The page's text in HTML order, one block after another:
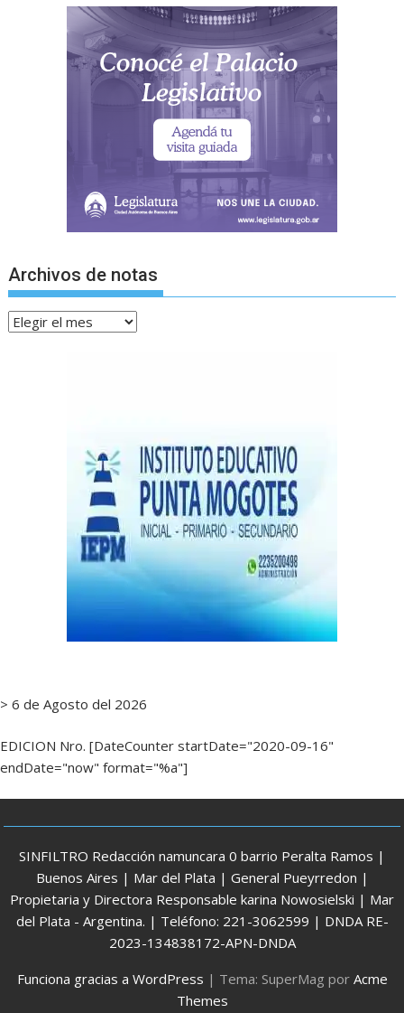
Archivos de notas
Archivos
> 6 de Agosto del 2026
EDICION Nro. [DateCounter startDate="2020-09-16"
endDate="now" format="%a"]
SINFILTRO Redacción namuncara 0 barrio Peralta Ramos |
Buenos Aires | Mar del Plata | General Pueyrredon |
Propietaria y Directora Responsable karina Nowosielski | Mar
del Plata - Argentina. | Teléfono: 221-3062599 | DNDA RE-
2023-134838172-APN-DNDA
Funciona gracias a WordPress | Tema: SuperMag por Acme
Themes